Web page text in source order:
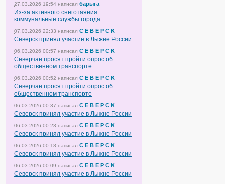
27.03.2026 19:54 написал барыга
Из-за активного снеготаяния
коммунальные службы города...
07.03.2026 22:33 написал С Е В Е Р С К
Северск принял участие в Лыжне России
06.03.2026 00:57 написал С Е В Е Р С К
Северчан просят пройти опрос об
общественном транспорте
06.03.2026 00:52 написал С Е В Е Р С К
Северчан просят пройти опрос об
общественном транспорте
06.03.2026 00:37 написал С Е В Е Р С К
Северск принял участие в Лыжне России
06.03.2026 00:23 написал С Е В Е Р С К
Северск принял участие в Лыжне России
06.03.2026 00:18 написал С Е В Е Р С К
Северск принял участие в Лыжне России
06.03.2026 00:09 написал С Е В Е Р С К
Северск принял участие в Лыжне России